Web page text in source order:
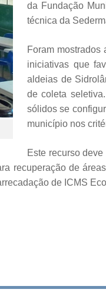
da Fundação
técnica da
Foram
iniciativas que
aldeias de
de coleta
sólidos se
município nos
Este recurso
recuperação de
de ICMS